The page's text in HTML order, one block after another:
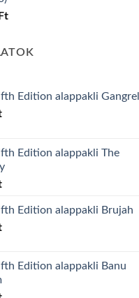
Ft
Edition alappakli Gangrel
Edition alappakli The
Edition alappakli Brujah
Edition alappakli Banu